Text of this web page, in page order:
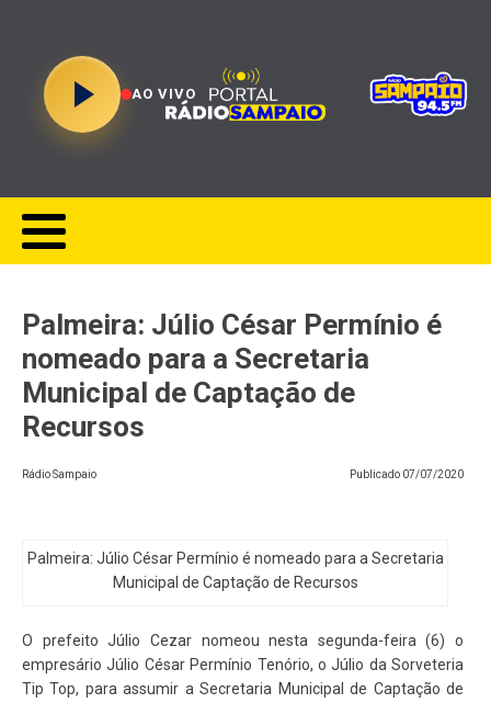
AO VIVO
Palmeira: Júlio César Permínio é
nomeado para a Secretaria
Municipal de Captação de
Recursos
Rádio Sampaio Publicado 07/07/2020
Palmeira: Júlio César Permínio é nomeado para a Secretaria
Municipal de Captação de Recursos
O prefeito Júlio Cezar nomeou nesta segunda-feira (6) o
empresário Júlio César Permínio Tenório, o Júlio da Sorveteria
Tip Top, para assumir a Secretaria Municipal de Captação de